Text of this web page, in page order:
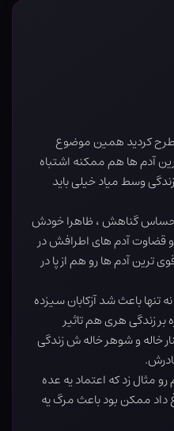
کرديد همين موضوع
آدم ها هم ممکنه اشتباه
وسط میاد خیلی باید
گناهش ، ظاهرا خودش
قضاوت آدم های اطرافش در
ترین آدم ها رو هم از پا در
باعث شد آزکابان سیزده
زندگی هری هم تاثیر
خاله و شوهر خاله ش زندگی
مثال زد که اعتماد یه عده
داد ممکن بود باعث مرگ يه